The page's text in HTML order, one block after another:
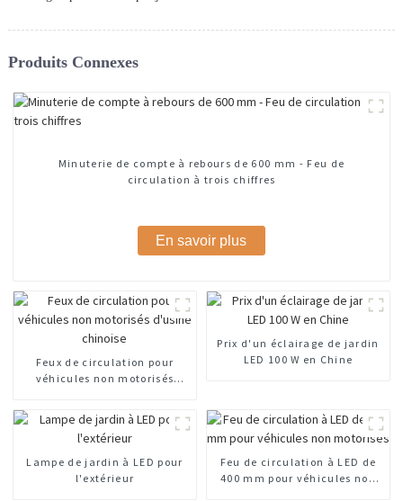
Produits Connexes
Minuterie de compte à rebours de 600 mm - Feu de
circulation à trois chiffres
En savoir plus
Feux de circulation pour
véhicules non motorisés
Prix ​​d'un éclairage de jardin
LED 100 W en Chine
Lampe de jardin à LED pour
l'extérieur
Feu de circulation à LED de
400 mm pour véhicules non